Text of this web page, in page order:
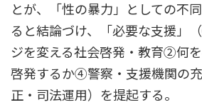
とが、「性の暴力」としての不
ると結論づけ、「必要な支援」
ジを変える社会啓発・教育②何
啓発するか④警察・支援機関の
正・司法運用）を提起する。